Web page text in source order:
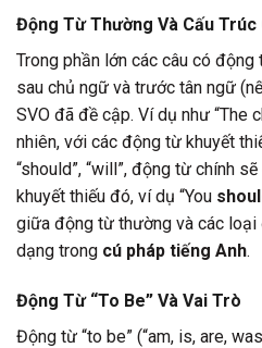
Động Từ Thường Và Cấu Trúc
Trong phần lớn các câu có
sau chủ ngữ và trước tân ngữ
SVO đã đề cập. Ví dụ như “The
nhiên, với các động từ khuyết
“should”, “will”, động từ chính
khuyết thiếu đó, ví dụ “You
giữa động từ thường và các
dạng trong cú pháp tiếng Anh.
Động Từ “To Be” Và Vai Trò
Động từ “to be” (“am, is, are,